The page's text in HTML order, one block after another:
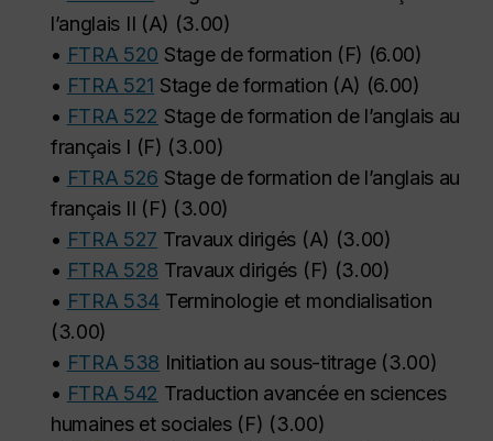
l’anglais II (A) (3.00)
• FTRA 520 Stage de formation (F) (6.00)
• FTRA 521 Stage de formation (A) (6.00)
• FTRA 522 Stage de formation de l’anglais au
français I (F) (3.00)
• FTRA 526 Stage de formation de l’anglais au
français II (F) (3.00)
• FTRA 527 Travaux dirigés (A) (3.00)
• FTRA 528 Travaux dirigés (F) (3.00)
• FTRA 534 Terminologie et mondialisation
(3.00)
• FTRA 538 Initiation au sous-titrage(3.00)
• FTRA 542 Traduction avancée en sciences
humaines et sociales (F) (3.00)